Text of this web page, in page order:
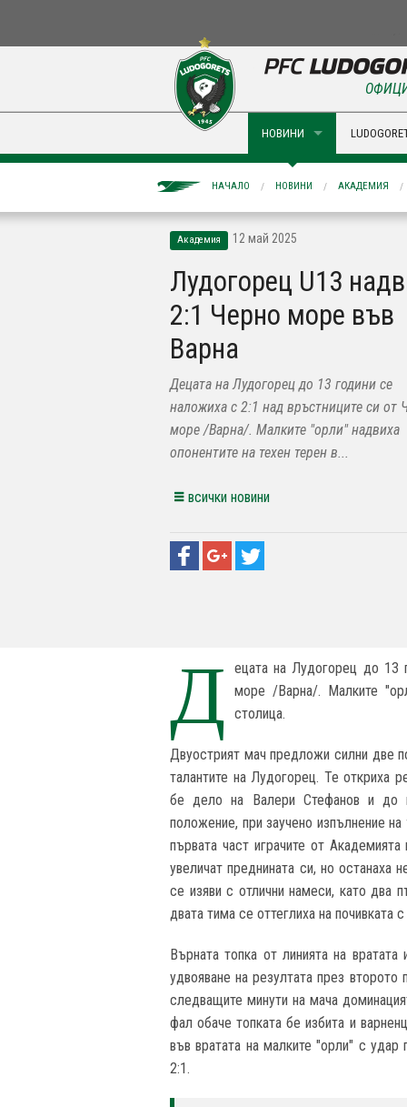
НОВИНИ
НАЧАЛО НОВИНИ АКАДЕМИЯ
Академия 12 май 2025
Лудогорец U13
2:1 Черно море във
Варна
Децата на Лудогорец до 13 години се
наложиха с 2:1 над връстниците си от
море /Варна/. Малките "орли" надвиха
опонентите на техен терен в...
всички новини
Д ецата на Лудогорец до 13
море /Варна/. Малките
столица.
Двуострият мач предложи силни две
талантите на Лудогорец. Те откриха
бе дело на Валери Стефанов и до
положение, при заучено изпълнение
първата част играчите от
увеличат преднината си, но останаха
се изяви с отлични намеси, като два
двата тима се оттеглиха на почивката
Върната топка от линията на
удвояване на резултата през
следващите минути на мача
фал обаче топката бе избита и
във вратата на малките "орли" с удар
2:1.